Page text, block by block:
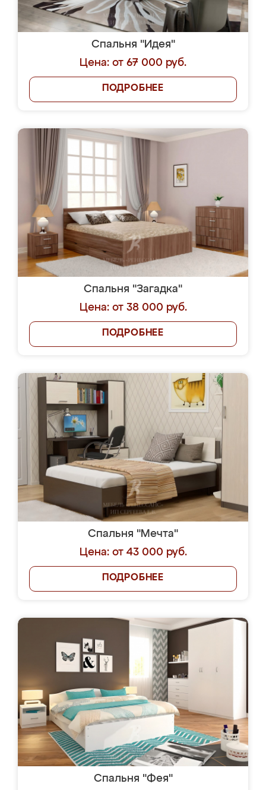
Спальня "Идея"
Цена: от 67 000 руб.
ПОДРОБНЕЕ
Спальня "Загадка"
Цена: от 38 000 руб.
ПОДРОБНЕЕ
Спальня "Мечта"
Цена: от 43 000 руб.
ПОДРОБНЕЕ
Спальня "Фея"